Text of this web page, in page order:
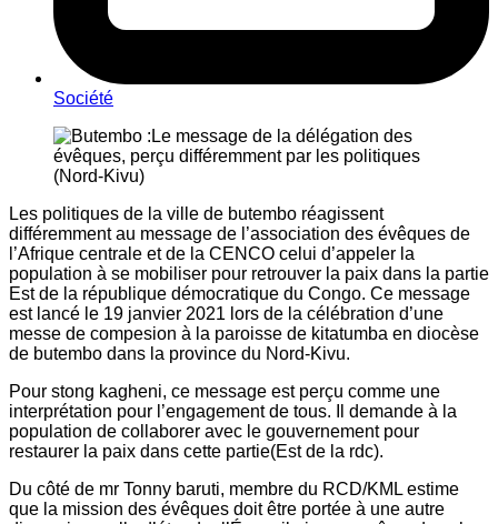
Société
Les politiques de la ville de butembo réagissent
différemment au message de l’association des évêques de
l’Afrique centrale et de la CENCO celui d’appeler la
population à se mobiliser pour retrouver la paix dans la partie
Est de la république démocratique du Congo. Ce message
est lancé le 19 janvier 2021 lors de la célébration d’une
messe de compesion à la paroisse de kitatumba en diocèse
de butembo dans la province du Nord-Kivu.
Pour stong kagheni, ce message est perçu comme une
interprétation pour l’engagement de tous. Il demande à la
population de collaborer avec le gouvernement pour
restaurer la paix dans cette partie(Est de la rdc).
Du côté de mr Tonny baruti, membre du RCD/KML estime
que la mission des évêques doit être portée à une autre